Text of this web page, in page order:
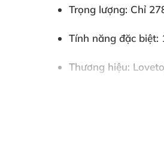
Trọng lượng: Chỉ
Tính năng đặc biệt:
Thương hiệu: